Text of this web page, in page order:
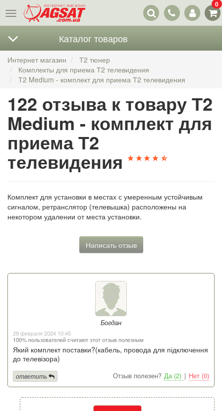
Меню
Наши
контакты
0
Каталог товаров
Интернет магазин
Т2 тюнер
Комплекты для приема Т2 телевидения
Т2 Medium - комплект для приема Т2 телевидения
122 отзыва к товару Т2
Medium - комплект для
приема Т2
телевидения
Комплект для установки в местах с умеренным устойчивым
сигналом, ретранслятор (телевышка) расположены на
некотором удалении от места установки.
Написать отзыв
Богдан
29 февраля 2024 10:45
100% пользователей считают этот отзыв полезным
Який комплект поставки?(кабель, провода для підключення
до телевізора)
Отзыв полезен? Да (2) | Нет (0)
ответить